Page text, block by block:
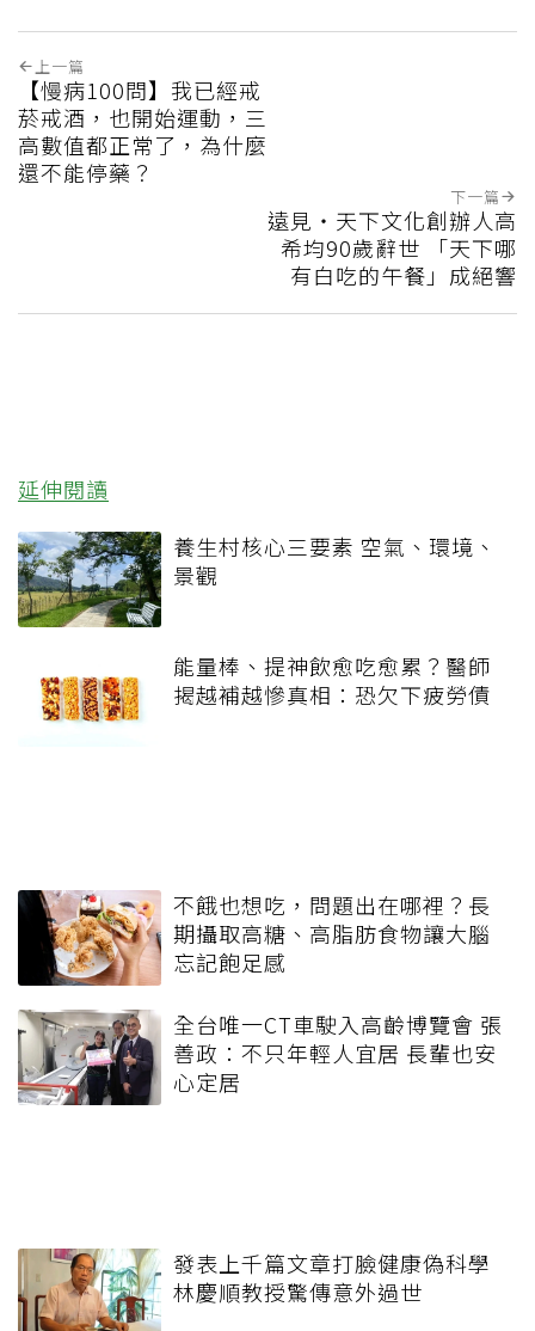
上一篇
【慢病100問】我已經戒
菸戒酒，也開始運動，三
高數值都正常了，為什麼
還不能停藥？
下一篇
遠見‧天下文化創辦人高
希均90歲辭世 「天下哪
有白吃的午餐」成絕響
延伸閱讀
養生村核心三要素 空氣、環境、
景觀
能量棒、提神飲愈吃愈累？醫師
揭越補越慘真相：恐欠下疲勞債
不餓也想吃，問題出在哪裡？長
期攝取高糖、高脂肪食物讓大腦
忘記飽足感
全台唯一CT車駛入高齡博覽會 張
善政：不只年輕人宜居 長輩也安
心定居
發表上千篇文章打臉健康偽科學
林慶順教授驚傳意外過世